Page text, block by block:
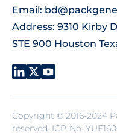
Email:
Address: 9310 Kirby
STE 900 Houston
Copyright © 2016-2024
reserved. ICP-No.